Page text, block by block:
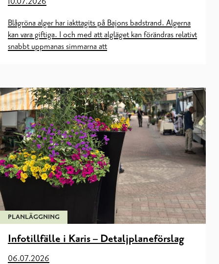
Blågröna alger har iakttagits på Bajons badstrand. Algerna
kan vara giftiga. I och med att algläget kan förändras relativt
snabbt uppmanas simmarna att
PLANLÄGGNING
Infotillfälle i Karis – Detaljplaneförslag
06.07.2026